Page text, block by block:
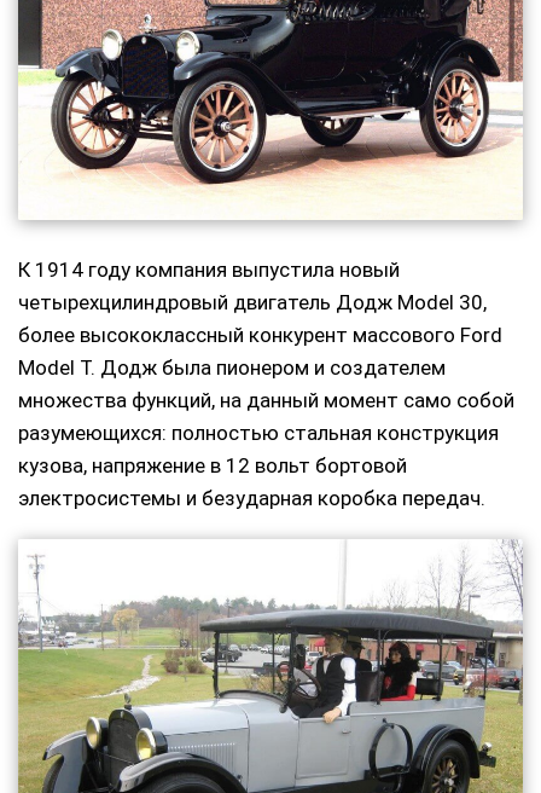
К 1914 году компания выпустила новый
четырехцилиндровый двигатель Додж Model 30,
более высококлассный конкурент массового Ford
Model T. Додж была пионером и создателем
множества функций, на данный момент само собой
разумеющихся: полностью стальная конструкция
кузова, напряжение в 12 вольт бортовой
электросистемы и безударная коробка передач.